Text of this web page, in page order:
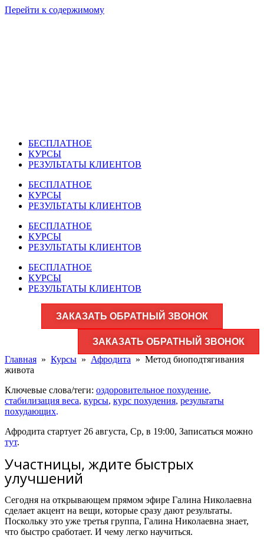
Перейти к содержимому
БЕСПЛАТНОЕ
КУРСЫ
РЕЗУЛЬТАТЫ КЛИЕНТОВ
БЕСПЛАТНОЕ
КУРСЫ
РЕЗУЛЬТАТЫ КЛИЕНТОВ
БЕСПЛАТНОЕ
КУРСЫ
РЕЗУЛЬТАТЫ КЛИЕНТОВ
БЕСПЛАТНОЕ
КУРСЫ
РЕЗУЛЬТАТЫ КЛИЕНТОВ
ЗАКАЗАТЬ ОБРАТНЫЙ ЗВОНОК
ЗАКАЗАТЬ ОБРАТНЫЙ ЗВОНОК
Главная » Курсы » Афродита » Метод биоподтягивания
живота
Ключевые слова/теги: оздоровительное похудение,
стабилизация веса, курсы, курс похудения, результаты
похудающих.
Афродита стартует 26 августа, Ср, в 19:00, Записаться можно
тут.
Участницы, ждите быстрых
улучшений
Сегодня на открывающем прямом эфире Галина Николаевна
сделает акцент на вещи, которые сразу дают результаты.
Поскольку это уже третья группа, Галина Николаевна знает,
что быстро сработает. И чему легко научиться.